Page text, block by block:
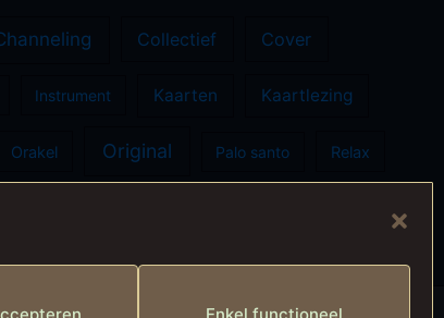
Collectief Cover
Instrument Kaarten Kaartlezing
Orakel Original Palo santo Relax